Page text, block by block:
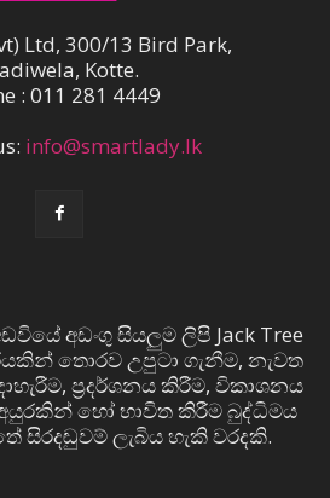
Ltd, 300/13 Bird Park,
Kotte.
: 011 281 4449
info@smartlady.lk
අඩංගු සියලුම ලිපි Jack Tree
තොරව උපුටා ගැනීම, නැවත
ප්‍රදර්ශනය කිරීම, විකාශනය
හෝ භාවිත කිරීම බුද්ධිමය
සිරදඬුවම් ලැබිය හැකි වරදකි.